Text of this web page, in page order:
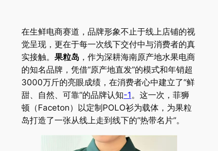
在生鲜电商赛道，品牌形象不止于线上店铺的视
觉呈现，更在于每一次线下交付中与消费者的真
实接触。 果粒岛 ，作为深耕海南原产地水果电商
的知名品牌，凭借“原产地直发”的模式和年销超
3000万斤的亮眼成绩，在消费者心中建立了“鲜
甜、自然、可靠”的品牌认知-1。这一次，菲狮
顿（Faceton）以定制POLO衫为载体，为果粒
岛打造了一张从线上走到线下的“热带名片”。